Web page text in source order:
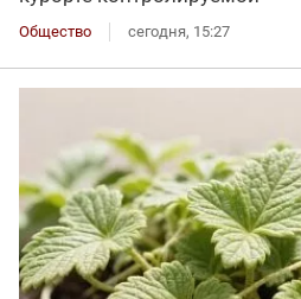
Общество сегодня, 15:27